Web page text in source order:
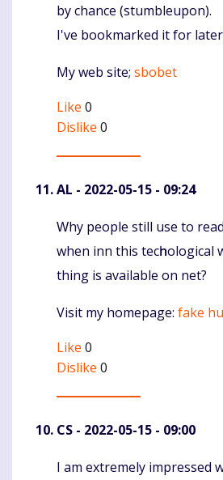
by chance (stumbleupon).
I've bookmarked it for
My web site; sbobet
Like 0
Dislike 0
AL - 2022-05-15 - 09:24
Komentaras
Ԝhy people still use to
when inn thіs
thing is available on net?
Visit my homepage: fake
Like 0
Dislike 0
CS - 2022-05-15 - 09:00
Komentaras
I am extremely impressed